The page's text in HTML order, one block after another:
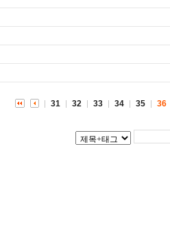
31 32 33 34 35 36